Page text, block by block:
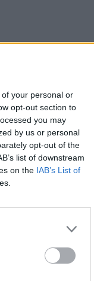
your personal or
opt-out section to
you may
by us or personal
opt-out of the
list of downstream
on the IAB’s List of